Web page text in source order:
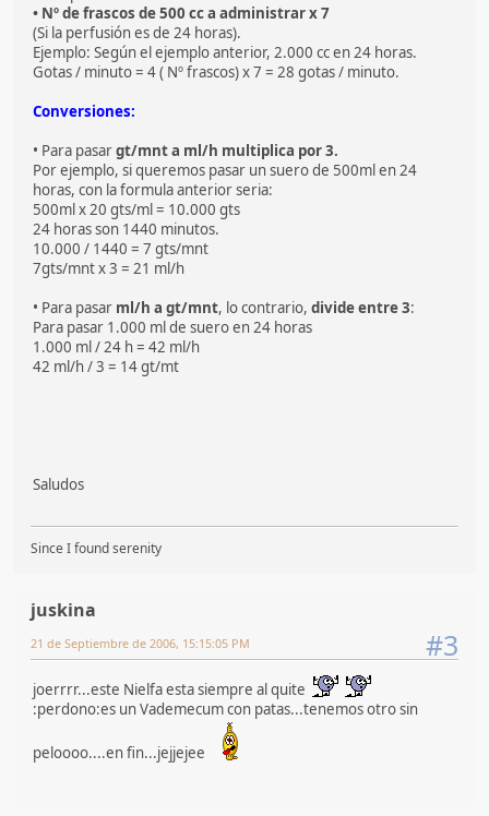
• Nº de frascos de 500 cc a administrar x 7
(Si la perfusión es de 24 horas).
Ejemplo: Según el ejemplo anterior, 2.000 cc en 24 horas.
Gotas / minuto = 4 ( Nº frascos) x 7 = 28 gotas / minuto.
Conversiones:
• Para pasargt/mnt a ml/h multiplica por 3.
Por ejemplo, si queremos pasar un suero de 500ml en 24
horas, con la formula anterior seria:
500ml x 20 gts/ml = 10.000 gts
24 horas son 1440 minutos.
10.000 / 1440 = 7 gts/mnt
7gts/mnt x 3 = 21 ml/h
• Para pasar ml/h a gt/mnt, lo contrario, divide entre 3:
Para pasar 1.000 ml de suero en 24 horas
1.000 ml / 24 h = 42 ml/h
42 ml/h / 3 = 14 gt/mt
Saludos
Since I found serenity
juskina
#3
21 de Septiembre de 2006, 15:15:05 PM
joerrrr...este Nielfa esta siempre al quite
:perdono:es un Vademecum con patas...tenemos otro sin
peloooo....en fin...jejjejee